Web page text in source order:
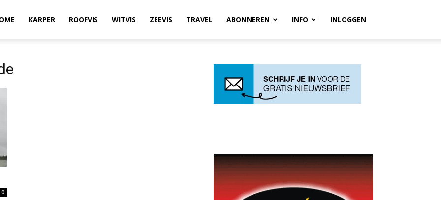
KARPER ROOFVIS WITVIS ZEEVIS TRAVEL ABONNEREN INFO INLOGGEN
0